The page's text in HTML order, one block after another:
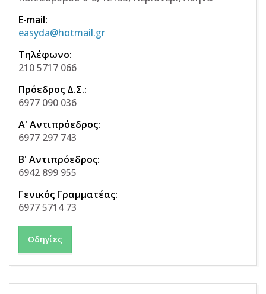
E-mail:
easyda@hotmail.gr
Τηλέφωνο:
210 5717 066
Πρόεδρος Δ.Σ.:
6977 090 036
Α' Αντιπρόεδρος:
6977 297 743
Β' Αντιπρόεδρος:
6942 899 955
Γενικός Γραμματέας:
6977 5714 73
Οδηγίες